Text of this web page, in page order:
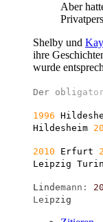
Aber
Shelby und
ihre
wurde
De r o bl i gato
1996
Hildesheim
2010 Erfurt
Leipzig
L i ndemann : 20
L ei pzi g